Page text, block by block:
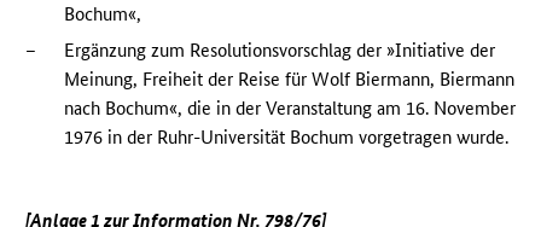
Bochum«,
–
Ergänzung zum Resolutionsvorschlag der »Initiative der
Meinung, Freiheit der Reise für Wolf Biermann, Biermann
nach Bochum«, die in der Veranstaltung am 16. November
1976 in der Ruhr-Universität Bochum vorgetragen wurde.
[Anlage 1 zur Information Nr. 798/76]